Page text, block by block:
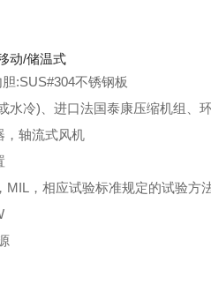
动/储温式
:SUS#304不锈钢板
水冷)、进口法国泰康压缩机组、
，轴流式风机
，相应试验标准规定的试验方